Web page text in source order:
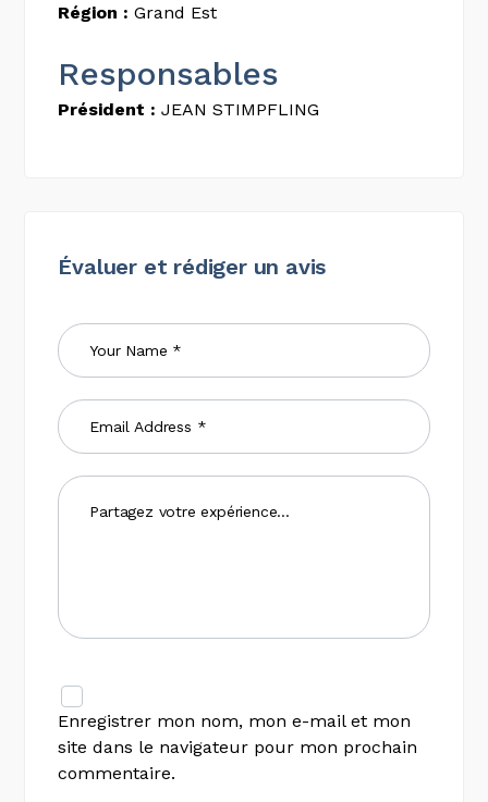
Région : Grand Est
Responsables
Président : JEAN STIMPFLING
Évaluer et rédiger un avis
Enregistrer mon nom, mon e-mail et mon
site dans le navigateur pour mon prochain
commentaire.